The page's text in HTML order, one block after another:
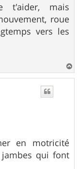
t'aider, mais
roue
vers les
a
en motricité
qui font